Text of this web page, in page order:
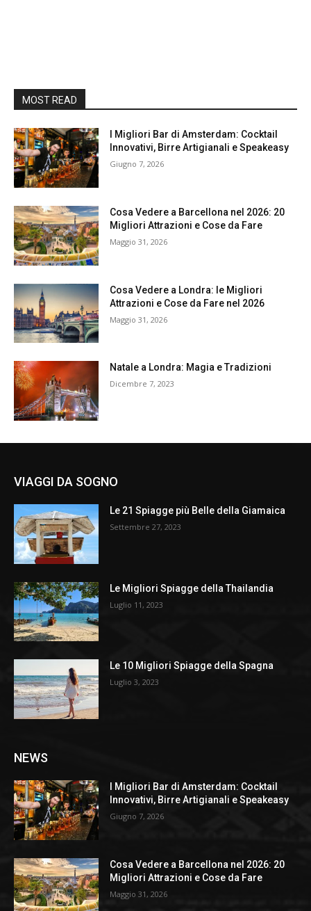
MOST READ
I Migliori Bar di Amsterdam: Cocktail
Innovativi, Birre Artigianali e Speakeasy
Giugno 7, 2026
Cosa Vedere a Barcellona nel 2026: 20
Migliori Attrazioni e Cose da Fare
Maggio 31, 2026
Cosa Vedere a Londra: le Migliori
Attrazioni e Cose da Fare nel 2026
Maggio 31, 2026
Natale a Londra: Magia e Tradizioni
Dicembre 7, 2023
VIAGGI DA SOGNO
Le 21 Spiagge più Belle della Giamaica
Settembre 27, 2023
Le Migliori Spiagge della Thailandia
Luglio 11, 2023
Le 10 Migliori Spiagge della Spagna
Luglio 3, 2023
NEWS
I Migliori Bar di Amsterdam: Cocktail
Innovativi, Birre Artigianali e Speakeasy
Giugno 7, 2026
Cosa Vedere a Barcellona nel 2026: 20
Migliori Attrazioni e Cose da Fare
Maggio 31, 2026